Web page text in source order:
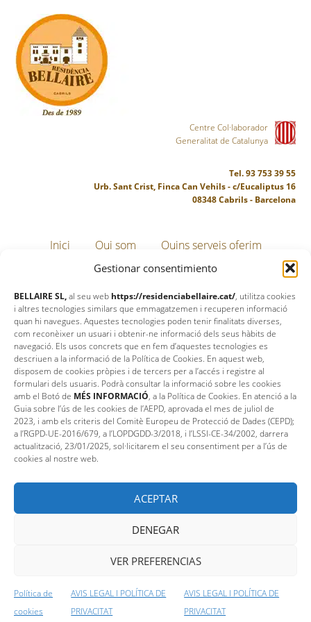
Gestionar consentimiento
BELLAIRE SL,al seu web https://residenciabellaire.cat/, utilitza cookies
i altres tecnologies similars que emmagatzemen i recuperen informació
quan hi navegues. Aquestes tecnologies poden tenir finalitats diverses,
com reconèixer un usuari i obtenir-ne informació dels seus hàbits de
navegació. Els usos concrets que en fem d’aquestes tecnologies es
descriuen a la informació de la Política de Cookies. En aquest web,
disposem de cookies pròpies i de tercers per a l’accés i registre al
formulari dels usuaris. Podrà consultar la informació sobre les cookies
amb el Botó de MÉS INFORMACIÓ, a la Política de Cookies. En atenció a la
Guia sobre l’ús de les cookies de l’AEPD, aprovada el mes de juliol de
2023, i amb els criteris del Comitè Europeu de Protecció de Dades (CEPD);
a l’RGPD-UE-2016/679, a l’LOPDGDD-3/2018, i l’LSSI-CE-34/2002, darrera
actualització, 23/01/2025, sol·licitarem el seu consentiment per a l’ús de
cookies al nostre web.
ACEPTAR
DENEGAR
VER PREFERENCIAS
Política de
cookies
AVIS LEGAL I POLÍTICA DE
PRIVACITAT
AVIS LEGAL I POLÍTICA DE
PRIVACITAT
Centre Col·laborador
Generalitat de Catalunya
Tel. 93 753 39 55
Urb. Sant Crist, Finca Can Vehils - c/Eucaliptus 16
08348 Cabrils - Barcelona
Inici Qui som Quins serveis oferim
Consells Contacte
auca_t
Avis legal i política de privacitat|Política de